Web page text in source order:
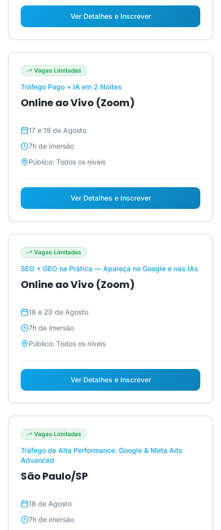
Ver Detalhes e Inscrever
Vagas Limitadas
Tráfego Pago + IA em 2 Noites
Online ao Vivo (Zoom)
17 e 19 de Agosto
7h de imersão
Público: Todos os níveis
Ver Detalhes e Inscrever
Vagas Limitadas
SEO + GEO na Prática — Apareça no Google e nas IAs
Online ao Vivo (Zoom)
18 e 20 de Agosto
7h de imersão
Público: Todos os níveis
Ver Detalhes e Inscrever
Vagas Limitadas
Tráfego de Alta Performance: Google & Meta Ads
Advanced
São Paulo/SP
18 de Agosto
7h de imersão